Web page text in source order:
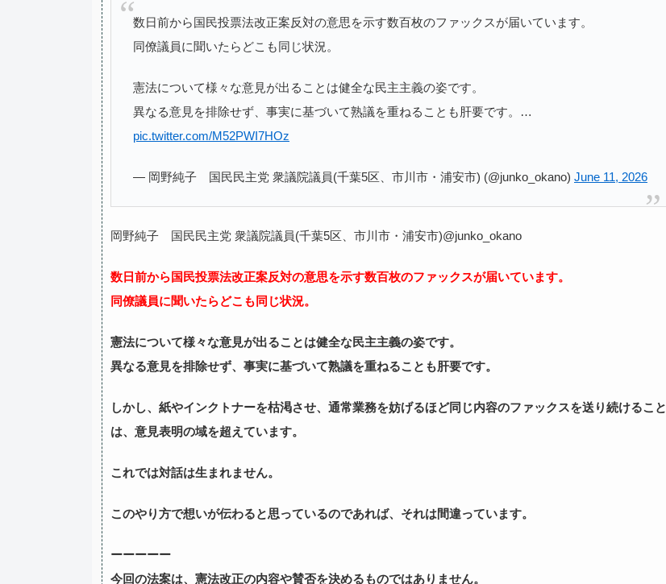
数日前から国民投票法改正案反対の意思を示す数百枚のファックスが届いています。
同僚議員に聞いたらどこも同じ状況。
憲法について様々な意見が出ることは健全な民主主義の姿です。
異なる意見を排除せず、事実に基づいて熟議を重ねることも肝要です。…
pic.twitter.com/M52PWI7HOz
— 岡野純子 国民民主党 衆議院議員(千葉5区、市川市・浦安市) (@junko_okano) June 11, 2026
岡野純子 国民民主党 衆議院議員(千葉5区、市川市・浦安市)@junko_okano
数日前から国民投票法改正案反対の意思を示す数百枚のファックスが届いています。
同僚議員に聞いたらどこも同じ状況。
憲法について様々な意見が出ることは健全な民主主義の姿です。
異なる意見を排除せず、事実に基づいて熟議を重ねることも肝要です。
しかし、紙やインクトナーを枯渇させ、通常業務を妨げるほど同じ内容のファックスを送り続けること
は、意見表明の域を超えています。
これでは対話は生まれません。
このやり方で想いが伝わると思っているのであれば、それは間違っています。
ーーーーー
今回の法案は、憲法改正の内容や賛否を決めるものではありません。